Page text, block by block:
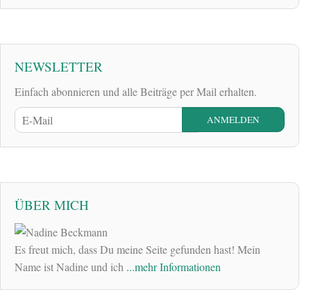
NEWSLETTER
Einfach abonnieren und alle Beiträge per Mail erhalten.
ÜBER MICH
Es freut mich, dass Du meine Seite gefunden hast! Mein
Name ist Nadine und ich ...mehr Informationen